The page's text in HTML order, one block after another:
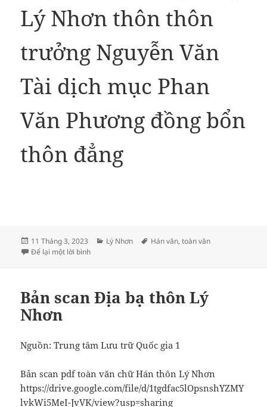
Lý Nhơn thôn thôn
trưởng Nguyễn Văn
Tài dịch mục Phan
Văn Phương đồng bổn
thôn đẳng
Đăng
vào
11 Tháng 3, 2023
Danh
Lý Nhơn Thẻ
Hán văn,toàn văn
Để lại một lời bìnhở Toàn văn địa bạ thôn Lý Nhơn
Bản scan Địa bạ thôn Lý
Nhơn
Nguồn: Trung tâm Lưu trữ Quốc gia 1
Bản scan pdf toàn văn chữ Hán thôn Lý Nhơn
https://drive.google.com/file/d/1tgdfac5lOpsnshYZMY
lvkWi5MeI-JvVK/view?usp=sharing